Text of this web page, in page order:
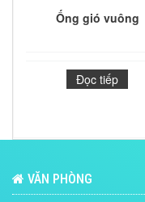
Ống gió vuông
Đọc tiếp
VĂN PHÒNG